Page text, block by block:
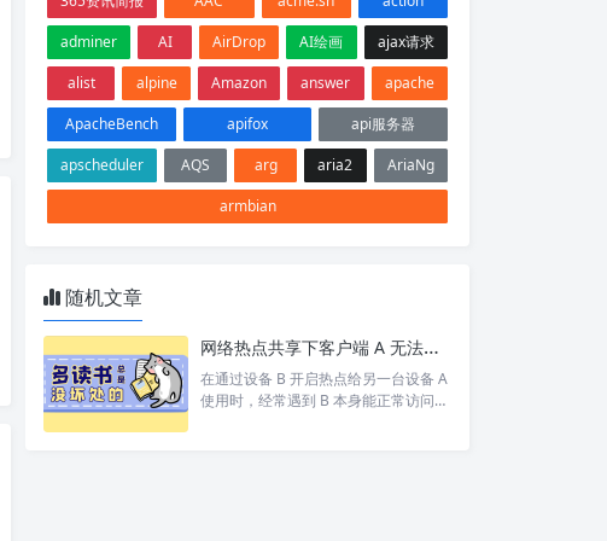
adminer
AI AirDrop AI绘画
ajax请求
alist
alpine Amazon answer
apache
ApacheBench
apifox
api服务器
apscheduler
AQS arg aria2
AriaNg
armbian
随机文章
网络热点共享下客户端 A 无法访问目标设备 C 排查
在通过设备 B 开启热点给另一台设备 A
使用时，经常遇到 B 本身能正常访问网